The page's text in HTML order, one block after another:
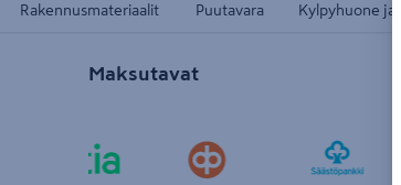
Rakennusmateriaalit Puutavara Kylpyhuone ja
Maksutavat